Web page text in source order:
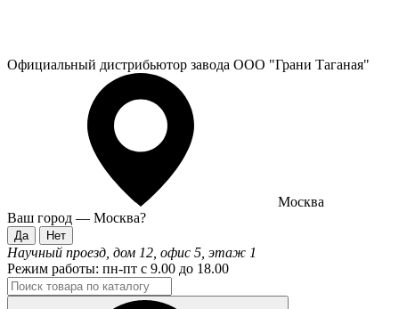
Официальный дистрибьютор завода ООО "Грани Таганая"
Москва
Ваш город — Москва?
Научный проезд, дом 12, офис 5, этаж 1
Режим работы: пн-пт с 9.00 до 18.00